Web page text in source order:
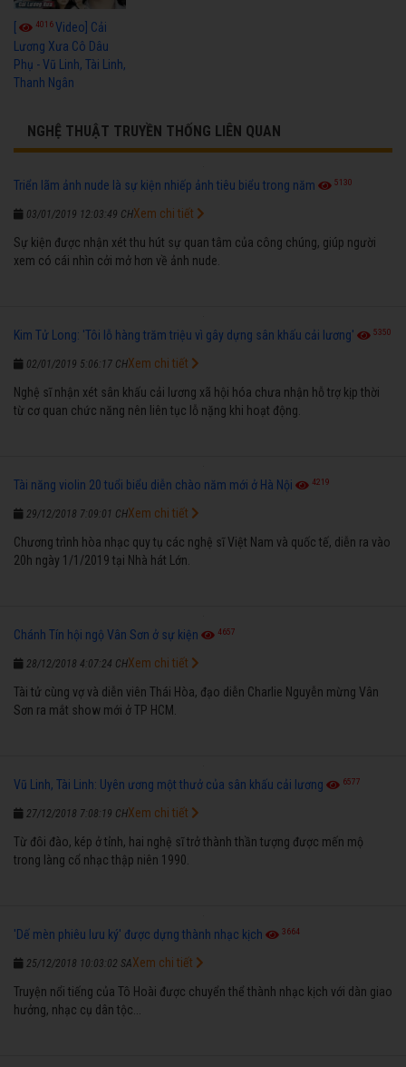
[ 4016Video] Cải
Lương Xưa Cô Dâu
Phụ - Vũ Linh, Tài Linh,
Thanh Ngân
NGHỆ THUẬT TRUYỀN THỐNG LIÊN QUAN
Triển lãm ảnh nude là sự kiện nhiếp ảnh tiêu biểu trong năm 5130
03/01/2019 12:03:49 CH
Sự kiện được nhận xét thu hút sự quan tâm của công chúng, giúp người
xem có cái nhìn cởi mở hơn về ảnh nude.
Xem chi tiết
Kim Tử Long: 'Tôi lỗ hàng trăm triệu vì gây dựng sân khấu cải lương' 5350
02/01/2019 5:06:17 CH
Nghệ sĩ nhận xét sân khấu cải lương xã hội hóa chưa nhận hỗ trợ kịp thời
từ cơ quan chức năng nên liên tục lỗ nặng khi hoạt động.
Xem chi tiết
Tài năng violin 20 tuổi biểu diễn chào năm mới ở Hà Nội 4219
29/12/2018 7:09:01 CH
Chương trình hòa nhạc quy tụ các nghệ sĩ Việt Nam và quốc tế, diễn ra vào
20h ngày 1/1/2019 tại Nhà hát Lớn.
Xem chi tiết
Chánh Tín hội ngộ Vân Sơn ở sự kiện 4657
28/12/2018 4:07:24 CH
Tài tử cùng vợ và diễn viên Thái Hòa, đạo diễn Charlie Nguyễn mừng Vân
Sơn ra mắt show mới ở TP HCM.
Xem chi tiết
Vũ Linh, Tài Linh: Uyên ương một thưở của sân khấu cải lương 6577
27/12/2018 7:08:19 CH
Từ đôi đào, kép ở tỉnh, hai nghệ sĩ trở thành thần tượng được mến mộ
trong làng cổ nhạc thập niên 1990.
Xem chi tiết
'Dế mèn phiêu lưu ký' được dựng thành nhạc kịch 3664
25/12/2018 10:03:02 SA
Truyện nổi tiếng của Tô Hoài được chuyển thể thành nhạc kịch với dàn giao
hưởng, nhạc cụ dân tộc...
Xem chi tiết